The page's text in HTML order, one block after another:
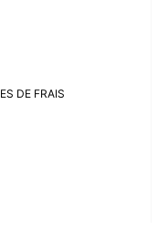
DE FRAIS